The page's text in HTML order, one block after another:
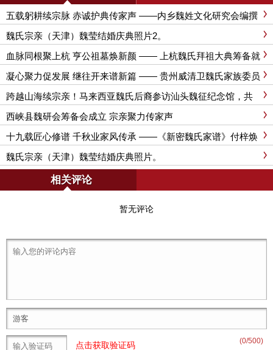
五载躬耕续宗脉 赤诚护典传家声 ——内乡魏姓文化研究会编撰
《内乡魏氏族谱》纪实
魏氏宗亲（天津）魏莹结婚庆典照片2。
血脉同根聚上杭 亨公祖墓焕新颜 —— 上杭魏氏拜祖大典筹备就
绪
凝心聚力促发展 继往开来谱新篇 —— 贵州威清卫魏氏家族委员
会第二届代表大会圆满成功
跨越山海续宗亲！马来西亚魏氏后裔参访汕头魏征纪念馆，共
赴 2026世界魏氏恳亲盛会之约
西峡县魏研会筹备会成立 宗亲聚力传家声
十九载匠心修谱 千秋业家风传承 ——《新密魏氏家谱》付梓焕
新中华魏氏文化根脉
魏氏宗亲（天津）魏莹结婚庆典照片。
相关评论
暂无评论
(0/500)
点击获取验证码